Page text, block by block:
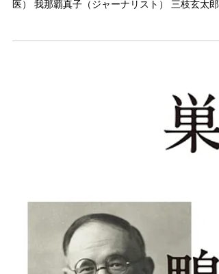
医） 我那覇真子（ジャーナリスト） 三枝玄太郎